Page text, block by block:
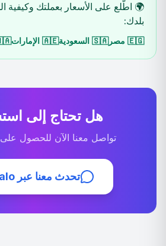
بلدك:
🇪🇬 مصر🇸🇦 السعودية🇦🇪 الإمارات
هل تحتاج إلى
تواصل معنا الآن للحصول
تحدث معنا عبر Zalo الآن